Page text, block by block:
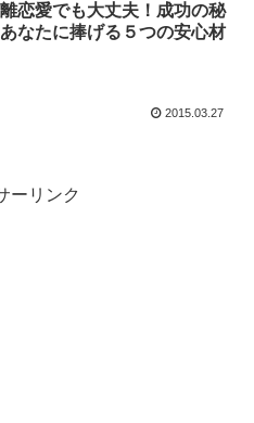
恋愛でも大丈夫！成功の秘
なたに捧げる５つの安心材
2015.03.27
ーリンク